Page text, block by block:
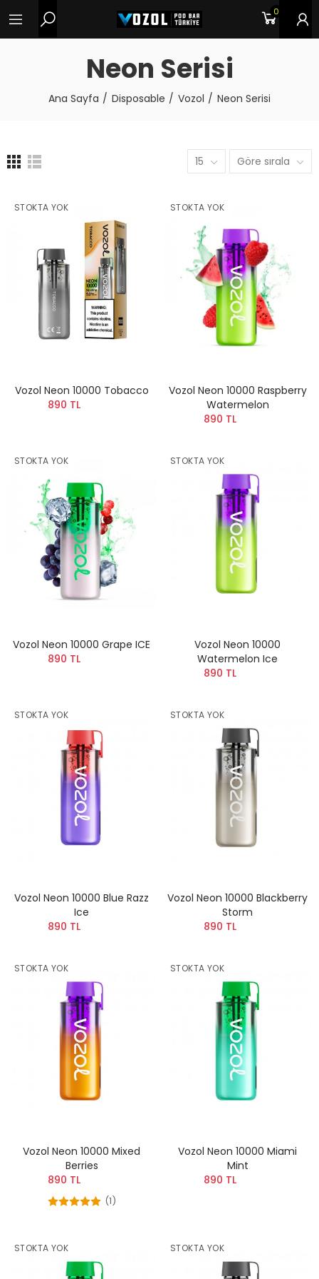
0
Neon Serisi
Ana Sayfa Disposable Vozol Neon Serisi
15 Göre sırala
STOKTA YOK
Vozol Neon 10000 Tobacco
890 TL
STOKTA YOK
Vozol Neon 10000 Raspberry
Watermelon
890 TL
STOKTA YOK
Vozol Neon 10000 Grape ICE
890 TL
STOKTA YOK
Vozol Neon 10000
Watermelon Ice
890 TL
STOKTA YOK
Vozol Neon 10000 Blue Razz
Ice
890 TL
STOKTA YOK
Vozol Neon 10000 Blackberry
Storm
890 TL
STOKTA YOK
Vozol Neon 10000 Mixed
Berries
890 TL
(1)
STOKTA YOK
Vozol Neon 10000 Miami
Mint
890 TL
STOKTA YOK STOKTA YOK